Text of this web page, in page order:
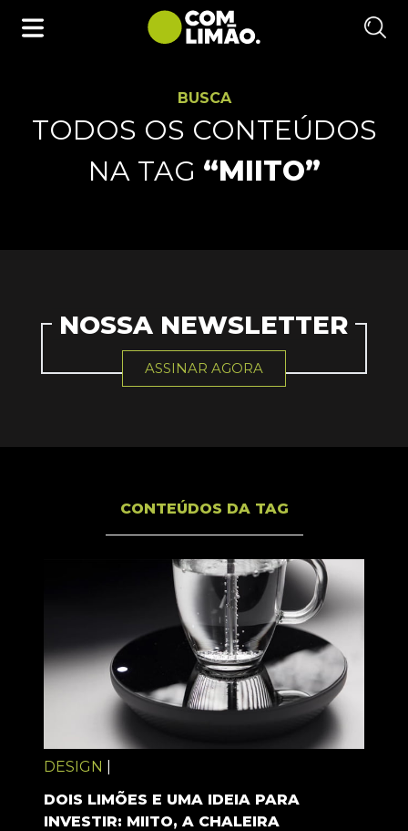
BUSCA
TODOS OS CONTEÚDOS
NA TAG “MIITO”
NOSSA NEWSLETTER
ASSINAR AGORA
CONTEÚDOS DA TAG
DESIGN
DOIS LIMÕES E UMA IDEIA PARA
INVESTIR: MIITO, A CHALEIRA